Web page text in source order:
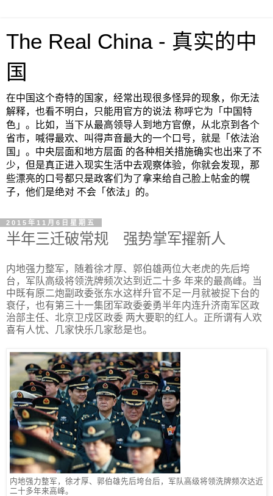
The Real China - 真实的中
国
在中国这个奇特的国家，经常出现很多怪异的现象，你无法
解释，也看不明白，只能用官方的说法 称呼它为「中国特
色」。比如，当下从最高领导人到地方官僚，从北京到各个
省市，喊得最欢、叫得声音最大的一个口号，就是「依法治
国」。中央层面和地方层面 的各种相关措施确实也出来了不
少，但是真正进入现实生活中去观察体验，你就会发现，那
些漂亮的口号都只是政客们为了拿来给自己脸上帖金的幌
子，他们是绝对 不会「依法」的。
2015年11月6日星期五
半年三迁破常规 强势掌军擢新人
内地强力整军，随着徐才厚、郭伯雄两位大老虎的先后垮
台，军队高级将领洗牌频次达到近二十多 年来的最高峰。当
中既有原二炮副政委张东水这样升官不足一月就被捉下台的
衰仔，也有第三十一集团军政委姜勇半年内连升济南军区政
治部主任、北京卫戍区政委 两大要职的红人。正所谓有人欢
喜有人忧、几家快乐几家愁是也。
内地强力整军，徐才厚、郭伯雄先后垮台后，军队高级将领洗牌频次达近
二十多年来高峰。